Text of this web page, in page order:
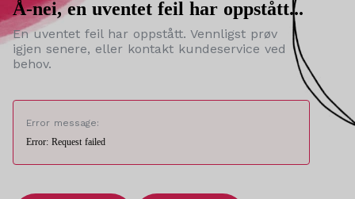
Å-nei, en uventet feil har oppstått...
En uventet feil har oppstått. Vennligst prøv
igjen senere, eller kontakt kundeservice ved
behov.
Error message:
Error: Request failed